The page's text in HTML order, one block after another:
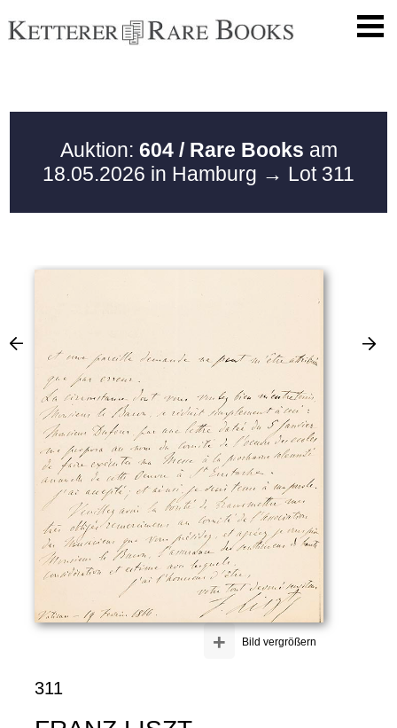
Auktion: 604 / Rare Books am
18.05.2026 in Hamburg → Lot 311
Bild vergrößern
+
311